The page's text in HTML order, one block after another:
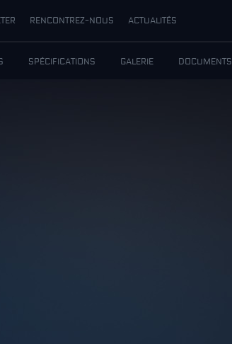
RENCONTREZ-NOUS ACTUALITÉS
SPÉCIFICATIONS GALERIE DOCUMENTS